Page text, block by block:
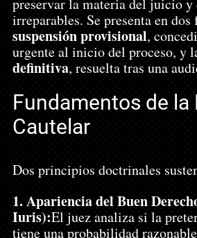
preservar la materia del juicio y
irreparables. Se presenta en
suspensión provisional,
urgente al inicio del proceso, y
definitiva, resuelta tras una
Fundamentos de
Cautelar
Dos principios doctrinales
1. Apariencia del Buen
Iuris):El juez analiza si la
tiene una probabilidad